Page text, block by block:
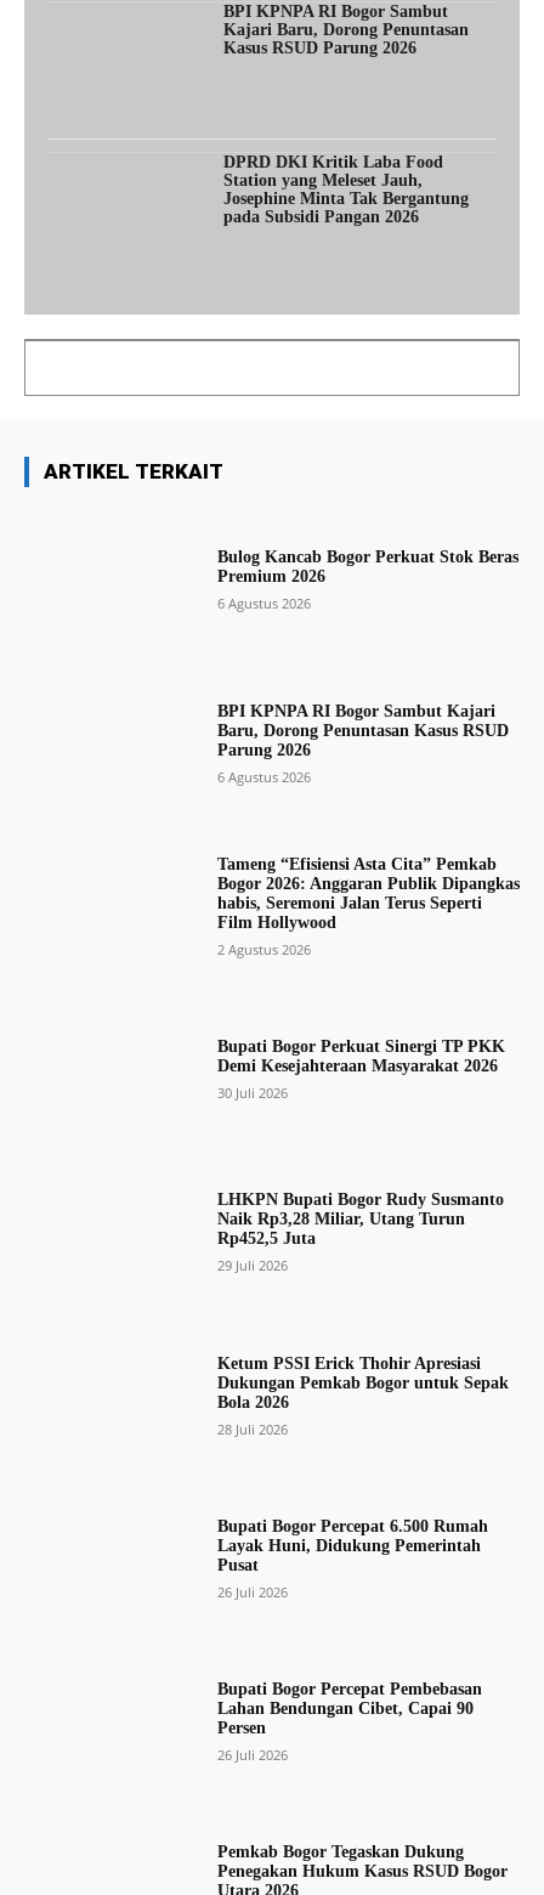
BPI KPNPA RI Bogor Sambut
Kajari Baru, Dorong Penuntasan
Kasus RSUD Parung 2026
DPRD DKI Kritik Laba Food
Station yang Meleset Jauh,
Josephine Minta Tak Bergantung
pada Subsidi Pangan 2026
ARTIKEL TERKAIT
Bulog Kancab Bogor Perkuat Stok Beras
Premium 2026
6 Agustus 2026
BPI KPNPA RI Bogor Sambut Kajari
Baru, Dorong Penuntasan Kasus RSUD
Parung 2026
6 Agustus 2026
Tameng “Efisiensi Asta Cita” Pemkab
Bogor 2026: Anggaran Publik Dipangkas
habis, Seremoni Jalan Terus Seperti
Film Hollywood
2 Agustus 2026
Bupati Bogor Perkuat Sinergi TP PKK
Demi Kesejahteraan Masyarakat 2026
30 Juli 2026
LHKPN Bupati Bogor Rudy Susmanto
Naik Rp3,28 Miliar, Utang Turun
Rp452,5 Juta
29 Juli 2026
Ketum PSSI Erick Thohir Apresiasi
Dukungan Pemkab Bogor untuk Sepak
Bola 2026
28 Juli 2026
Bupati Bogor Percepat 6.500 Rumah
Layak Huni, Didukung Pemerintah
Pusat
26 Juli 2026
Bupati Bogor Percepat Pembebasan
Lahan Bendungan Cibet, Capai 90
Persen
26 Juli 2026
Pemkab Bogor Tegaskan Dukung
Penegakan Hukum Kasus RSUD Bogor
Utara 2026